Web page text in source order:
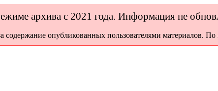
архива с 2021 года. Информация не
содержание опубликованных пользователями материалов.